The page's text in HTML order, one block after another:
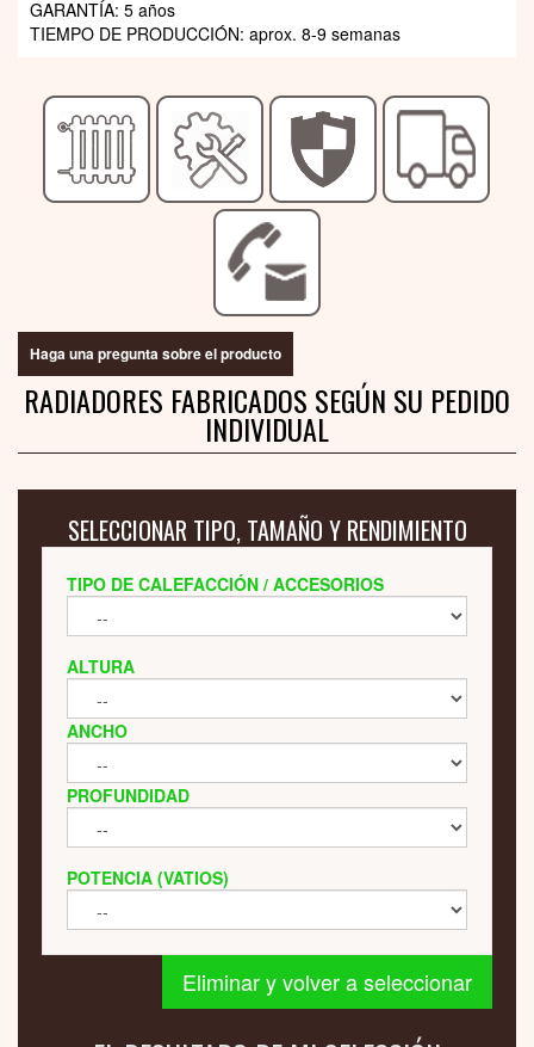
GARANTÍA: 5 años
TIEMPO DE PRODUCCIÓN: aprox. 8-9 semanas
Haga una pregunta sobre el producto
RADIADORES FABRICADOS SEGÚN SU PEDIDO
INDIVIDUAL
SELECCIONAR TIPO, TAMAÑO Y RENDIMIENTO
TIPO DE CALEFACCIÓN / ACCESORIOS
ALTURA
ANCHO
PROFUNDIDAD
POTENCIA (VATIOS)
Eliminar y volver a seleccionar